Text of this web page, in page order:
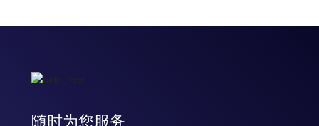
随时为您服务